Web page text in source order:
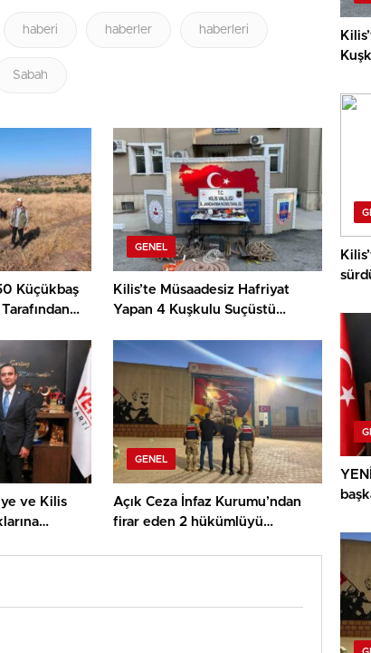
haberi haberler haberleri
Sabah
Küçükbaş
GENEL
Kilis’te Müsaadesiz Hafriyat
Yapan 4 Kuşkulu Suçüstü
ve Kilis
GENEL
Açık Ceza İnfaz Kurumu’ndan
firar eden 2 hükümlüyü